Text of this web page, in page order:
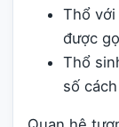
Thổ
được
Thổ
số